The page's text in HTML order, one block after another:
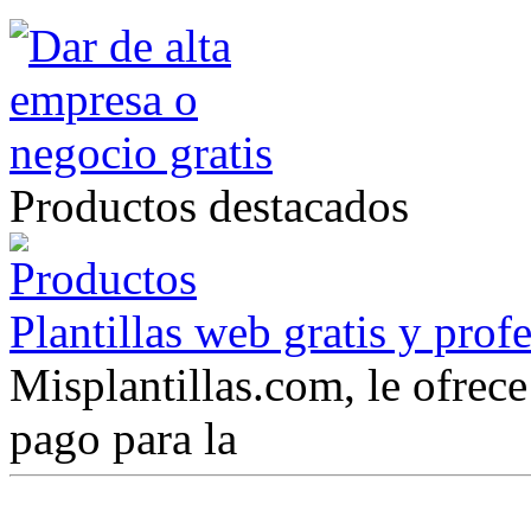
Productos destacados
Plantillas web gratis y
Misplantillas.com, le
pago para la